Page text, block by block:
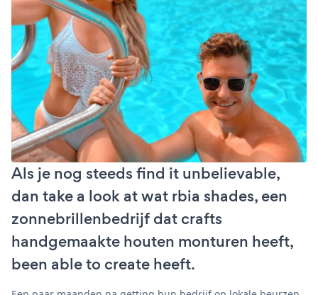
Als je nog steeds find it unbelievable,
dan take a look at wat rbia shades, een
zonnebrillenbedrijf dat crafts
handgemaakte houten monturen heeft,
been able to create heeft.